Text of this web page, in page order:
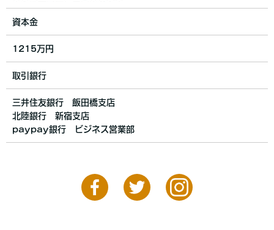
資本金
1215万円
取引銀行
三井住友銀行 飯田橋支店
北陸銀行 新宿支店
paypay銀行 ビジネス営業部